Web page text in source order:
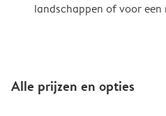
landschappen of voor een
Alle prijzen en opties